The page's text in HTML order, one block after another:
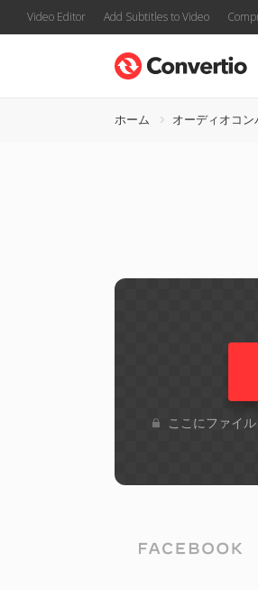
Video Editor Add Subtitles to Video
ホーム オーディオコン
ここにファイ